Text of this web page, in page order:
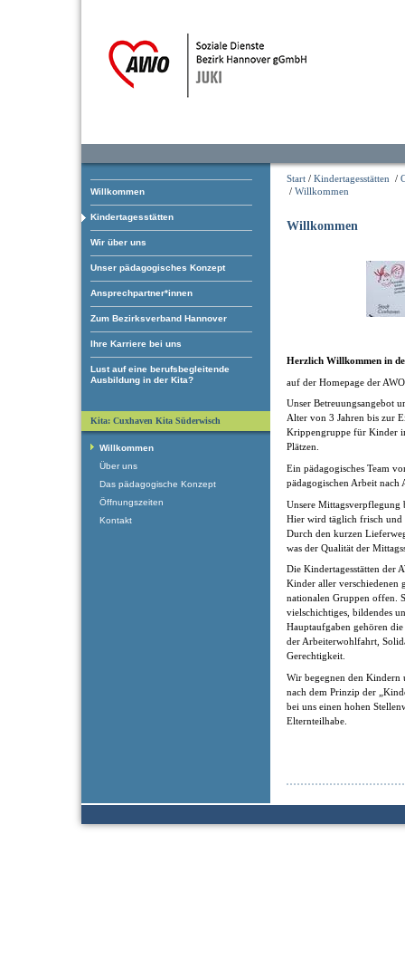
Willkommen
Kindertagesstätten
Wir über uns
Unser pädagogisches Konzept
Ansprechpartner*innen
Zum Bezirksverband Hannover
Ihre Karriere bei uns
Lust auf eine berufsbegleitende
Ausbildung in der Kita?
Start / Kindertagesstätten /
/ Willkommen
Willkommen
Herzlich Willkommen in
auf der Homepage der
Unser Betreuungsangebot
Alter von 3 Jahren bis zur
Krippengruppe für Kinder
Plätzen.
Ein pädagogisches Team
pädagogischen Arbeit nach
Unsere Mittagsverpflegung
Hier wird täglich frisch und
Durch den kurzen
was der Qualität der
Die Kindertagesstätten der
Kinder aller verschiedenen
nationalen Gruppen offen.
vielschichtiges, bildendes
Hauptaufgaben gehören
der Arbeiterwohlfahrt,
Gerechtigkeit.
Wir begegnen den Kindern
nach dem Prinzip der
bei uns einen hohen
Elternteilhabe.
Kita: Cuxhaven Kita Süderwisch
Willkommen
Über uns
Das pädagogische Konzept
Öffnungszeiten
Kontakt